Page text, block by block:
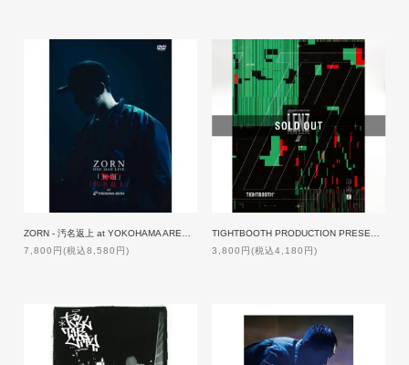
7,800円(税込8,580円)
3,800円(税込4,180円)